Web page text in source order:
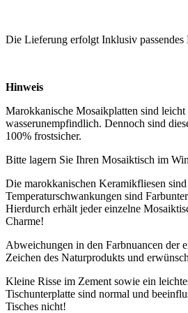
Die Lieferung erfolgt Inklusiv passendes
Hinweis
Marokkanische Mosaikplatten sind leicht
wasserunempfindlich. Dennoch sind
100% frostsicher.
Bitte lagern Sie Ihren Mosaiktisch im
Die marokkanischen Keramikfliesen
Temperaturschwankungen sind
Hierdurch erhält jeder einzelne
Charme!
Abweichungen in den Farbnuancen der
Zeichen des Naturprodukts und
Kleine Risse im Zement sowie ein
Tischunterplatte sind normal und
Tisches nicht!